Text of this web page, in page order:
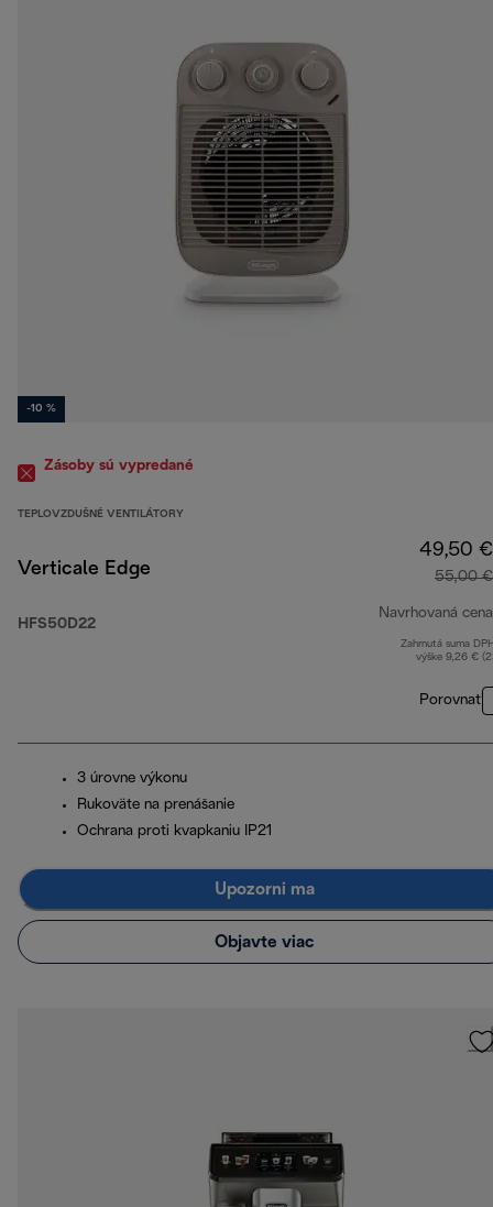
-10 %
Zásoby sú vypredané
TEPLOVZDUŠNÉ VENTILÁTORY
Verticale Edge
HFS50D22
49,50 €
55,00 €
Navrhovaná cena
Zahrnutá suma
výške 9,26 €
Porovnať
3 úrovne výkonu
Rukoväte na prenášanie
Ochrana proti kvapkaniu IP21
Upozorni ma
Objavte viac